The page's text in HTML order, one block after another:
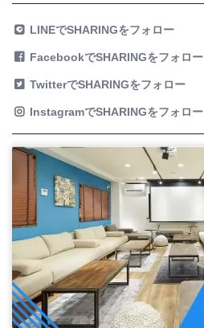
LINEでSHARINGをフォロー
FacebookでSHARINGをフォロー
TwitterでSHARINGをフォロー
InstagramでSHARINGをフォロー